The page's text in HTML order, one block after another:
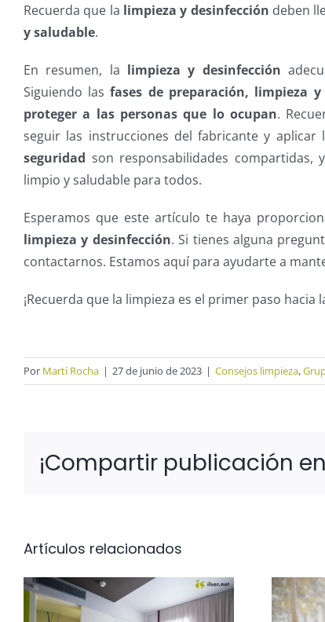
Recuerda que la limpieza y desinfección deben
y saludable.
En resumen, la limpieza y desinfección
Siguiendo lasfases de preparación, limpieza y
proteger a las personas que lo ocupan.
seguir las instrucciones del fabricante y
seguridad son responsabilidades
limpio y saludable para todos.
Esperamos que este artículo te haya
limpieza y desinfección. Si tienes alguna
contactarnos. Estamos aquí para ayudarte a
¡Recuerda que la limpieza es el primer paso hacia
Por Martí Rocha | 27 de junio de 2023 | Consejos limpieza,
¡Compartir publicación
Artículos relacionados